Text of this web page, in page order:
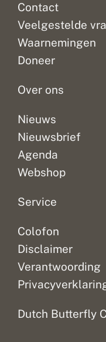
Contact
Veelgestelde
Waarnemingen
Doneer
Over ons
Nieuws
Nieuwsbrief
Agenda
Webshop
Service
Colofon
Disclaimer
Verantwoording
Dutch Butterfly